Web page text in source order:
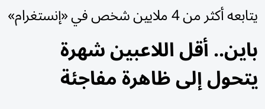
يتابعه أكثر من 4 ملايين شخص في «إنستغرام»
باين.. أقل اللاعبين شهرة
يتحول إلى ظاهرة مفاجئة